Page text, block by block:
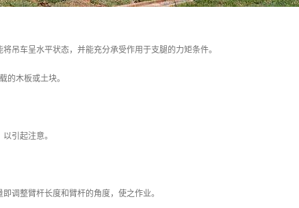
吊车呈水平状态，并能充分承受作用于支腿的力矩条件。
的木板或土块。
引起注意。
调整臂杆长度和臂杆的角度，使之作业。